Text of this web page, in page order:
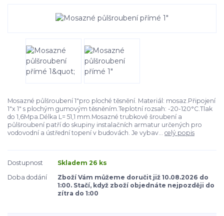
Mosazné půlšroubení 1"pro ploché těsnění. Materiál: mosaz.Připojení
1"x 1" s plochým gumovým těsněním.Teplotní rozsah: -20-120°C.Tlak
do 1,6Mpa.Délka L= 51,1 mm.Mosazné trubkové šroubení a
půlšroubení patří do skupiny instalačních armatur určených pro
vodovodní a ústřední topení v budovách. Je vybav... celý popis
Dostupnost
Skladem 26 ks
Doba dodání
Zboží Vám můžeme doručit již 10.08.2026 do
1:00. Stačí, když zboží objednáte nejpozději do
zítra do 1:00